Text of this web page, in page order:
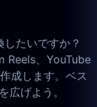
たいですか？
Reels、YouTube
成します。ベス
広げよう。